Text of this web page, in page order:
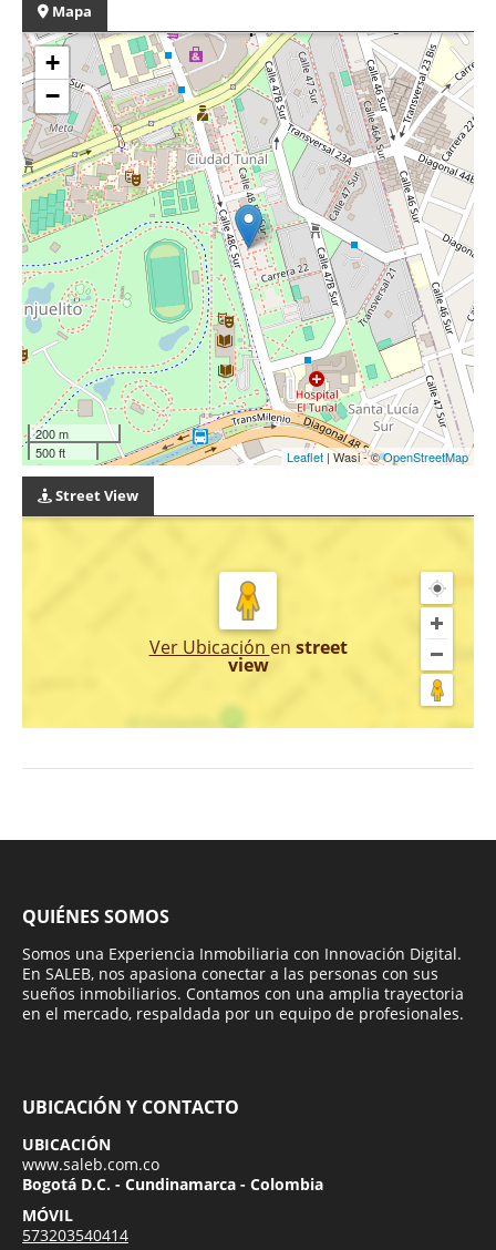
Mapa
+
−
200 m
500 ft
Leaflet | Wasi - ©OpenStreetMap
Street View
Ver Ubicación en street
view
QUIÉNES SOMOS
Somos una Experiencia Inmobiliaria con Innovación Digital.
En SALEB, nos apasiona conectar a las personas con sus
sueños inmobiliarios. Contamos con una amplia trayectoria
en el mercado, respaldada por un equipo de profesionales.
UBICACIÓN Y CONTACTO
UBICACIÓN
www.saleb.com.co
Bogotá D.C. - Cundinamarca - Colombia
MÓVIL
573203540414